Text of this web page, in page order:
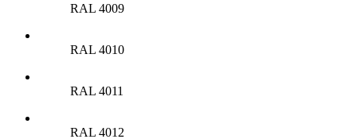
RAL 4009
RAL 4010
RAL 4011
RAL 4012